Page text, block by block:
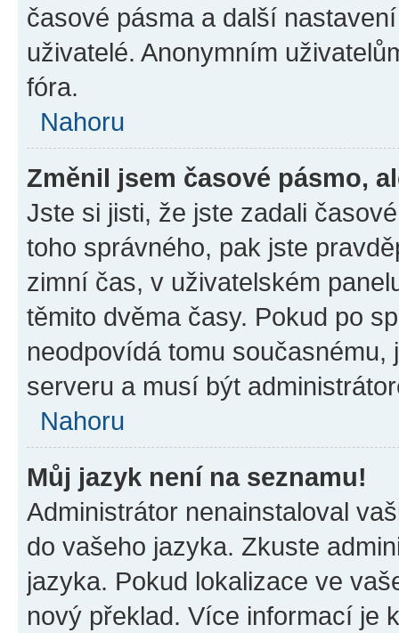
časové pásma a další
uživatelé. Anonymním
fóra.
Nahoru
Změnil jsem časové pásmo,
Jste si jisti, že jste zadali
toho správného, pak jste
zimní čas, v uživatelském
těmito dvěma časy. Pokud po
neodpovídá tomu
serveru a musí být
Nahoru
Můj jazyk není na seznamu!
Administrátor nenainstaloval
do vašeho jazyka. Zkuste
jazyka. Pokud lokalizace ve
nový překlad. Více informací je